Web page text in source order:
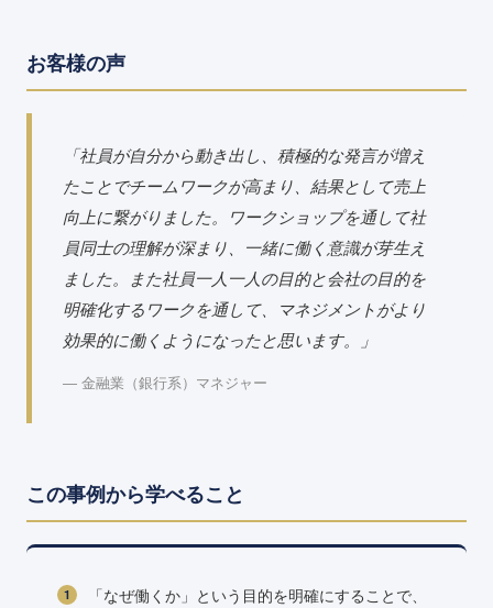
お客様の声
「社員が自分から動き出し、積極的な発言が増え
たことでチームワークが高まり、結果として売上
向上に繋がりました。ワークショップを通して社
員同士の理解が深まり、一緒に働く意識が芽生え
ました。また社員一人一人の目的と会社の目的を
明確化するワークを通して、マネジメントがより
効果的に働くようになったと思います。」
― 金融業（銀行系）マネジャー
この事例から学べること
「なぜ働くか」という目的を明確にすることで、